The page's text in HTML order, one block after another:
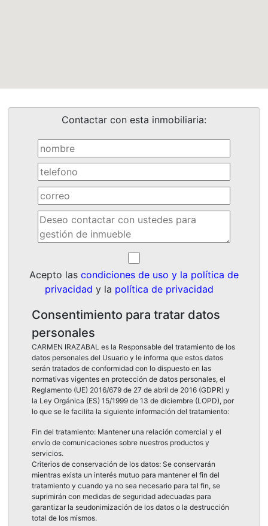
Contactar con esta inmobiliaria:
Acepto las condiciones de uso y la política de
privacidad y la política de privacidad
Consentimiento para tratar datos
personales
CARMEN IRAZABAL es la Responsable del tratamiento de los
datos personales del Usuario y le informa que estos datos
serán tratados de conformidad con lo dispuesto en las
normativas vigentes en protección de datos personales, el
Reglamento (UE) 2016/679 de 27 de abril de 2016 (GDPR) y
la Ley Orgánica (ES) 15/1999 de 13 de diciembre (LOPD), por
lo que se le facilita la siguiente información del tratamiento:
Fin del tratamiento: Mantener una relación comercial y el
envío de comunicaciones sobre nuestros productos y
servicios.
Criterios de conservación de los datos: Se conservarán
mientras exista un interés mutuo para mantener el fin del
tratamiento y cuando ya no sea necesario para tal fin, se
suprimirán con medidas de seguridad adecuadas para
garantizar la seudonimización de los datos o la destrucción
total de los mismos.